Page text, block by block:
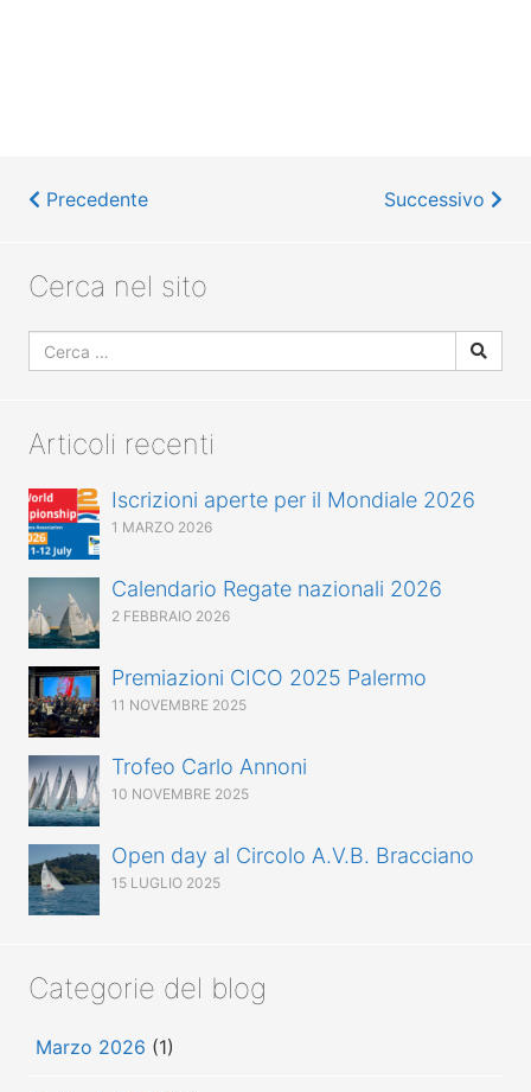
Precedente Successivo
Cerca nel sito
Articoli recenti
Iscrizioni aperte per il Mondiale 2026
1 MARZO 2026
Calendario Regate nazionali 2026
2 FEBBRAIO 2026
Premiazioni CICO 2025 Palermo
11 NOVEMBRE 2025
Trofeo Carlo Annoni
10 NOVEMBRE 2025
Open day al Circolo A.V.B. Bracciano
15 LUGLIO 2025
Categorie del blog
Marzo 2026 (1)